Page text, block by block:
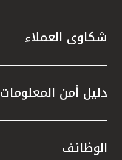
شكاوى العملاء
دليل أمن المعلومات
الوظائف